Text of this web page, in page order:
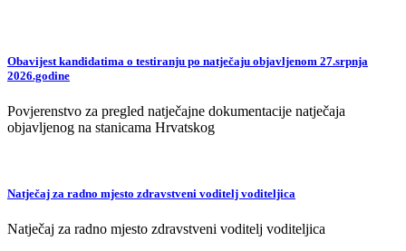
Obavijest kandidatima o testiranju po natječaju objavljenom 27.srpnja
2026.godine
Povjerenstvo za pregled natječajne dokumentacije natječaja
objavljenog na stanicama Hrvatskog
Natječaj za radno mjesto zdravstveni voditelj voditeljica
Natječaj za radno mjesto zdravstveni voditelj voditeljica